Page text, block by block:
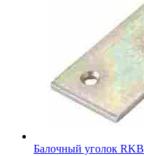
Балочный уголок RKB